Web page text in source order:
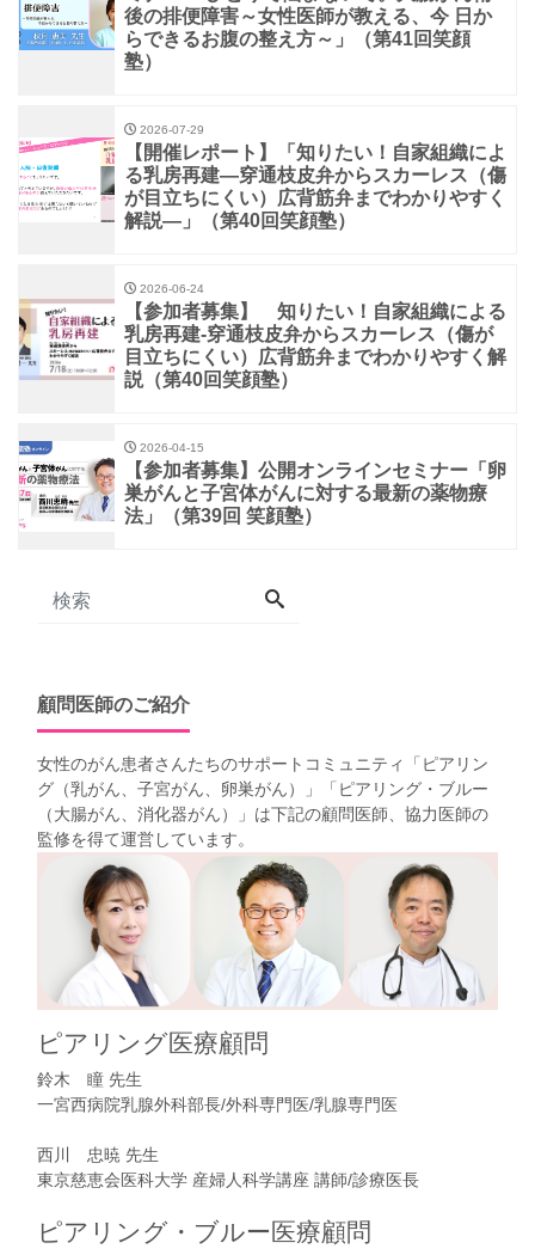
後の排便障害～女性医師が教える、今 日か
らできるお腹の整え方～」（第41回笑顔
塾）
2026-07-29
【開催レポート】「知りたい！自家組織によ
る乳房再建―穿通枝皮弁からスカーレス（傷
が目立ちにくい）広背筋弁までわかりやすく
解説―」（第40回笑顔塾）
2026-06-24
【参加者募集】 知りたい！自家組織による
乳房再建-穿通枝皮弁からスカーレス（傷が
目立ちにくい）広背筋弁までわかりやすく解
説（第40回笑顔塾）
2026-04-15
【参加者募集】公開オンラインセミナー「卵
巣がんと子宮体がんに対する最新の薬物療
法」（第39回 笑顔塾）
顧問医師のご紹介
女性のがん患者さんたちのサポートコミュニティ「 ピアリン
グ（乳がん、子宮がん、卵巣がん）
」「 ピアリング・ブルー
（大腸がん、消化器がん）
」は下記の顧問医師、協力医師の
監修を得て運営しています。
ピアリング医療顧問
鈴木 瞳 先生
一宮西病院乳腺外科部長/外科専門医/乳腺専門医
西川 忠暁 先生
東京慈恵会医科大学 産婦人科学講座 講師/診療医長
ピアリング・ブルー医療顧問